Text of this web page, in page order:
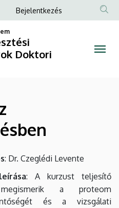
Anonim
fiók
menüje
Bejelentkezés
Doktori
: Dr. Czeglédi Levente
: A kurzust teljesítő
megismerik a proteom
és a vizsgálati